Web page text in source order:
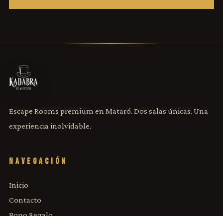
Escape Rooms premium en Mataró. Dos salas únicas. Una
experiencia inolvidable.
NAVEGACIÓN
Inicio
Contacto